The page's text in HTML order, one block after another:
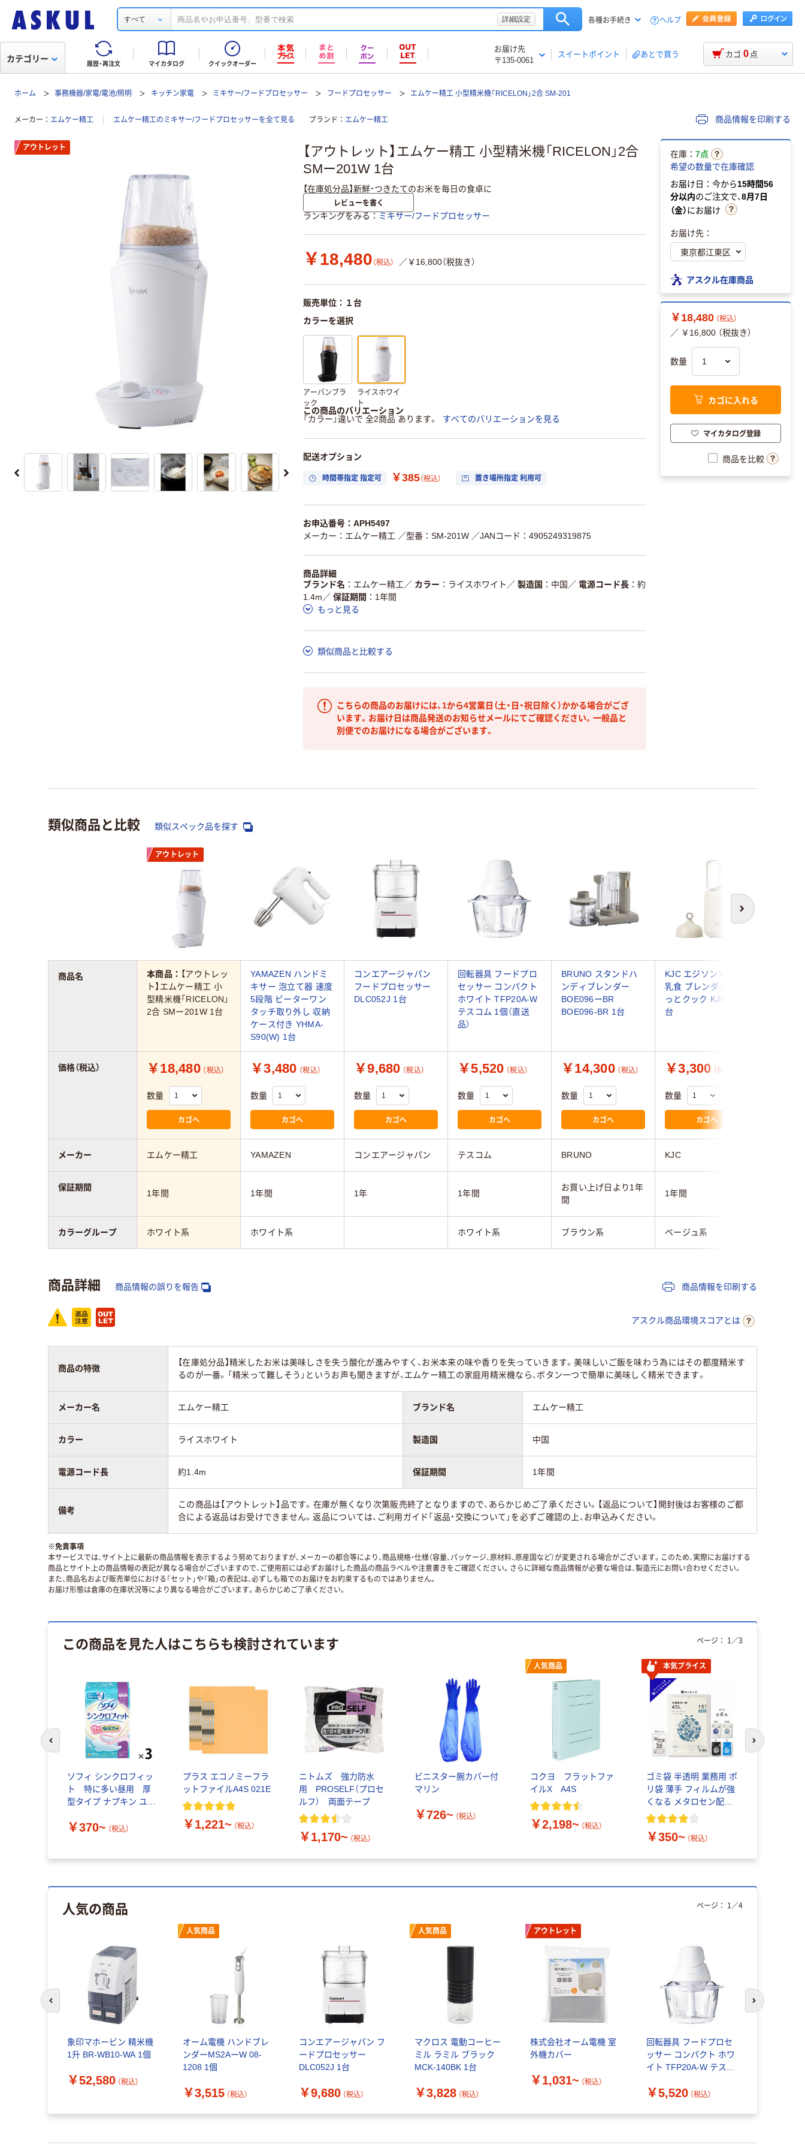
すべて 詳細設定 各種お手続き ヘルプ
履歴・再注文 マイカタログ クイックオーダー
お届け先
〒135-0061
スイートポイント あとで買う
カテゴリー カゴ 0 点
ホーム 事務機器/家電/電池/照明 キッチン家電 ミキサー/フードプロセッサー フードプロセッサー エムケー精工 小型精米機「RICELON」2合 SM-201
メーカー エムケー精工 エムケー精工のミキサー/フードプロセッサーを全て見る ブランド エムケー精工 商品情報を印刷する
【アウトレット】エムケー精工 小型精米機「RICELON」2合
SMー201W 1台
【在庫処分品】新鮮・つきたてのお米を毎日の食卓に
レビューを書く
ランキングをみる ミキサー/フードプロセッサー
￥18,480 （税込） ／￥16,800（税抜き）
販売単位：１台
カラーを選択
アーバンブラ
ック
ライスホワイ
ト
この商品のバリエーション
「カラー」違いで 全2商品 あります。
すべてのバリエーションを見る
配送オプション
時間帯指定 指定可 ￥385（税込） 置き場所指定 利用可
お申込番号：APH5497
メーカー：エムケー精工 ／型番：SM-201W ／JANコード：4905249319875
商品詳細
ブランド名
エムケー精工 ／ カラー ライスホワイト ／ 製造国 中国 ／ 電源コード長
約
1.4m ／ 保証期間
1年間
もっと見る
類似商品と比較する
こちらの商品のお届けには、1から4営業日（土・日・祝日除く）かかる場合がござ
います。お届け日は商品発送のお知らせメールにてご確認ください。一般品と
別便でのお届けになる場合がございます。
アウトレット
在庫： 7点
希望の数量で在庫確認
お届け日：今から15時間56
分以内のご注文で、8月7日
（金）にお届け
お届け先：
アスクル在庫商品
￥18,480 （税込）
／ ￥16,800 （税抜き）
数量
カゴに入れる
マイカタログ登録
商品を比較
類似商品と比較 類似スペック品を探す
次へ
アウトレット
本商品： 【アウトレッ
ト】エムケー精工 小
型精米機「RICELON」
2合 SMー201W 1台
YAMAZEN ハンドミ
キサー 泡立て器 速度
5段階 ビーターワン
タッチ取り外し 収納
ケース付き YHMA-
S90(W) 1台
コンエアージャパン
フードプロセッサー
DLC052J 1台
回転器具 フードプロ
セッサー コンパクト
ホワイト TFP20A-W
テスコム 1個（直送
品）
BRUNO スタンドハ
ンディブレンダー
BOE096ーBR
BOE096-BR 1台
KJC エジソンママ 離
乳食 ブレンダーパパ
っとクック KJ4307 1
台
￥18,480 （税込）
数量
カゴへ
￥3,480 （税込）
数量
カゴへ
￥9,680 （税込）
数量
カゴへ
￥5,520 （税込）
数量
カゴへ
￥14,300 （税込）
数量
カゴへ
￥3,300 （税込）
数量
カゴへ
エムケー精工 YAMAZEN コンエアージャパン テスコム BRUNO KJC
1年間 1年間 1年 1年間
お買い上げ日より1年
間
1年間
ホワイト系 ホワイト系 ホワイト系 ブラウン系 ベージュ系
商品名
価格（税込）
メーカー
保証期間
カラーグループ
商品詳細 商品情報の誤りを報告 商品情報を印刷する
アスクル商品環境スコアとは
商品の特徴
【在庫処分品】精米したお米は美味しさを失う酸化が進みやすく、お米本来の味や香りを失っていきます。美味しいご飯を味わう為にはその都度精米す
るのが一番。「精米って難しそう」というお声も聞きますが、エムケー精工の家庭用精米機なら、ボタン一つで簡単に美味しく精米できます。
メーカー名 エムケー精工 ブランド名 エムケー精工
カラー ライスホワイト 製造国 中国
電源コード長 約1.4m 保証期間 1年間
備考
この商品は【アウトレット】品です。在庫が無くなり次第販売終了となりますので、あらかじめご了承ください。【返品について】開封後はお客様のご都
合による返品はお受けできません。返品については、ご利用ガイド「返品・交換について」を必ずご確認の上、お申込みください。
※免責事項
本サービスでは、サイト上に最新の商品情報を表示するよう努めておりますが、メーカーの都合等により、商品規格・仕様（容量、パッケージ、原材料、原産国など）が変更される場合がございます。このため、実際にお届けする
商品とサイト上の商品情報の表記が異なる場合がございますので、ご使用前には必ずお届けした商品の商品ラベルや注意書きをご確認ください。さらに詳細な商品情報が必要な場合は、製造元にお問い合わせください。
また、商品名および販売単位における「セット」や「箱」の表記は、必ずしも箱でのお届けをお約束するものではありません。
お届け形態は倉庫の在庫状況等により異なる場合がございます。あらかじめご了承ください。
この商品を見た人はこちらも検討されています
ソフィ シンクロフィッ
ト 特に多い昼用 厚
型タイプ ナプキン ユ
￥370~ （税込）
プラス エコノミーフラ
ットファイルA4S 021E
￥1,221~ （税込）
ニトムズ 強力防水
用 PROSELF（プロセ
ルフ） 両面テープ
￥1,170~ （税込）
ビニスター腕カバー付
マリン
￥726~ （税込）
人気商品
コクヨ フラットファ
イルX A4S
￥2,198~ （税込）
本気プライス
ゴミ袋 半透明 業務用 ポ
リ袋 薄手 フィルムが強
くなる メタロセン配合
伊藤忠リーテイルリン
￥350~ （税込）
ページ： 1 ／3
前のスライドへ 次のスライド
人気の商品
象印マホービン 精米機
1升 BR-WB10-WA 1個
￥52,580 （税込）
人気商品
オーム電機 ハンドブレ
ンダーMS2AーW 08-
1208 1個
￥3,515 （税込）
コンエアージャパン フ
ードプロセッサー
DLC052J 1台
￥9,680 （税込）
人気商品
マクロス 電動コーヒー
ミル ラミル ブラック
MCK-140BK 1台
￥3,828 （税込）
アウトレット
株式会社オーム電機 室
外機カバー
￥1,031~ （税込）
回転器具 フードプロセ
ッサー コンパクト ホワ
イト TFP20A-W テスコ
￥5,520 （税込）
ページ： 1 ／4
前のスライドへ 次のスライド